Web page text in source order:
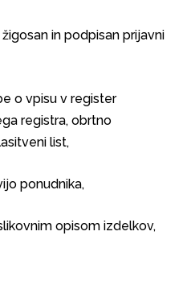
in podpisan prijavni
vpisu v register
registra, obrtno
list,
ponudnika,
opisom izdelkov,